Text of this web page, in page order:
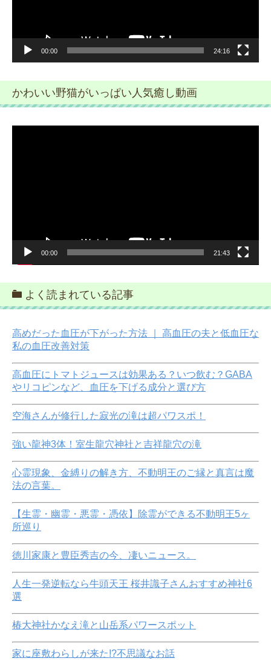
00:00 24:16
かわいい野猫がいっぱい人気癒し動画
00:00 21:43
よく読まれている記事
高めだった血圧が下がった方法 ｜ 高血圧の夫と低血圧な
私の血圧改善対策
高血圧にトマトジュースは効果ある？いつ飲む？GABA
やリコピンなど、血圧を下げる成分と選び方
空海さんが修行した寂光の滝は超パワスポ！
強い龍神3体！室生龍穴神社と吉祥龍穴の滝
心霊現象、金縛りの解き方、不動明王のご縁と真言は魔
法の言葉。
【生霊・幽霊・悪霊・憑依】除霊ができる不動明王5ヶ
所巡り
徳川家康と豊臣秀吉の今、凄いニュース。
人生一発逆転なら牛頭天王 桜井識子さんおすすめ神社6
選
椿大神社かなえ滝と山岳系パワースポット
家に座敷わらしが来た!?不思議なお話